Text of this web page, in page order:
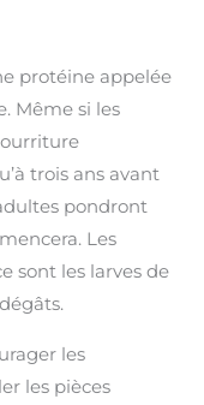
protéine appelée
Même si les
trois ans avant
pondront
Les
sont les larves de
les
les pièces